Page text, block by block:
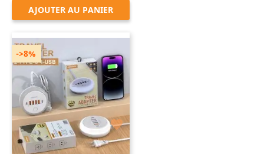
AJOUTER AU PANIER

->8%